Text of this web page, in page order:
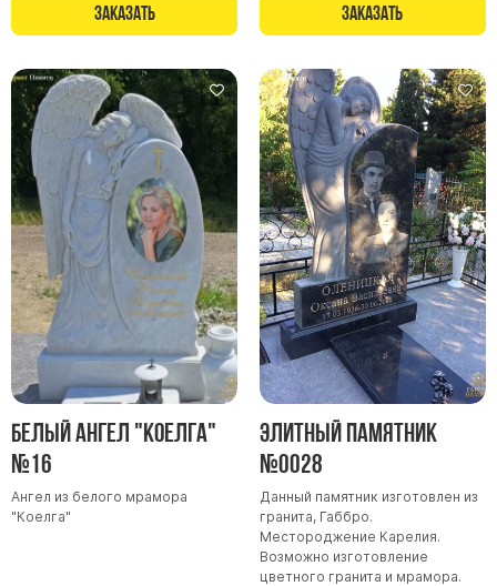
Заказать Заказать
Белый ангел "Коелга"
№16
Ангел из белого мрамора
"Коелга"
Элитный памятник
№0028
Данный памятник изготовлен из
гранита, Габбро.
Местороджение Карелия.
Возможно изготовление
цветного гранита и мрамора.